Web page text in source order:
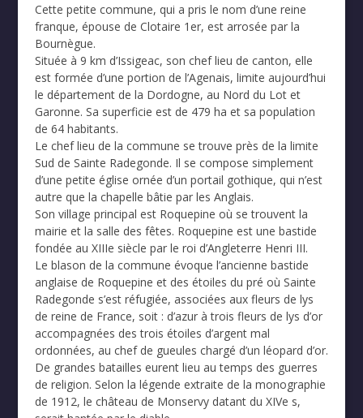
Cette petite commune, qui a pris le nom d’une reine
franque, épouse de Clotaire 1er, est arrosée par la
Bournègue.
Située à 9 km d’Issigeac, son chef lieu de canton, elle
est formée d’une portion de l’Agenais, limite aujourd’hui
le département de la Dordogne, au Nord du Lot et
Garonne. Sa superficie est de 479 ha et sa population
de 64 habitants.
Le chef lieu de la commune se trouve près de la limite
Sud de Sainte Radegonde. Il se compose simplement
d’une petite église ornée d’un portail gothique, qui n’est
autre que la chapelle bâtie par les Anglais.
Son village principal est Roquepine où se trouvent la
mairie et la salle des fêtes. Roquepine est une bastide
fondée au XIIIe siècle par le roi d’Angleterre Henri III.
Le blason de la commune évoque l’ancienne bastide
anglaise de Roquepine et des étoiles du pré où Sainte
Radegonde s’est réfugiée, associées aux fleurs de lys
de reine de France, soit : d’azur à trois fleurs de lys d’or
accompagnées des trois étoiles d’argent mal
ordonnées, au chef de gueules chargé d’un léopard d’or.
De grandes batailles eurent lieu au temps des guerres
de religion. Selon la légende extraite de la monographie
de 1912, le château de Monservy datant du XIVe s,